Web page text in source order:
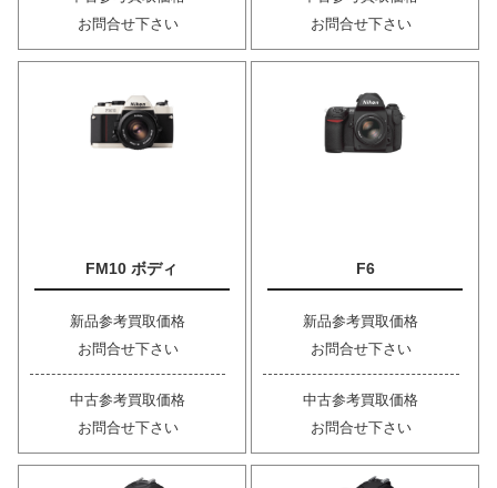
お問合せ下さい
お問合せ下さい
FM10 ボディ
新品参考買取価格
お問合せ下さい
中古参考買取価格
お問合せ下さい
F6
新品参考買取価格
お問合せ下さい
中古参考買取価格
お問合せ下さい